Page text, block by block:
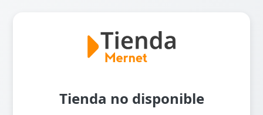
Tienda no disponible